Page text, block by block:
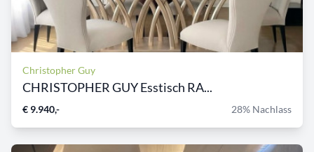
Christopher Guy
CHRISTOPHER GUY Esstisch RA...
€ 9.940,- 28% Nachlass